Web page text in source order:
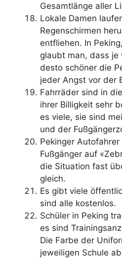
Gesamtlänge aller
Lokale Damen
Regenschirmen
entfliehen. In
glaubt man, dass je
desto schöner die
jeder Angst vor der
Fahrräder sind in
ihrer Billigkeit sehr
es viele, sie sind
und der
Pekinger
Fußgänger auf
die Situation fast
gleich.
Es gibt viele
sind alle kostenlos.
Schüler in Peking
es sind
Die Farbe der
jeweiligen Schule